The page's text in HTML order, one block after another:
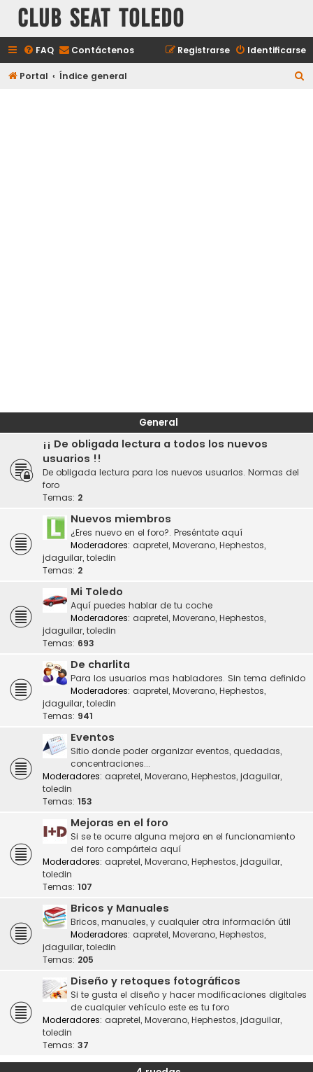
Club Seat Toledo
FAQ Contáctenos Identificarse
Registrarse
Portal Índice general
General
¡¡ De obligada lectura a todos los nuevos
usuarios !!
De obligada lectura para los nuevos usuarios. Normas del
foro
Temas: 2
Nuevos miembros
¿Eres nuevo en el foro?. Preséntate aquí
Moderadores: aapretel, Moverano, Hephestos,
jdaguilar, toledin
Temas: 2
Mi Toledo
Aquí puedes hablar de tu coche
Moderadores: aapretel, Moverano, Hephestos,
jdaguilar, toledin
Temas: 693
De charlita
Para los usuarios mas habladores. Sin tema definido
Moderadores: aapretel, Moverano, Hephestos,
jdaguilar, toledin
Temas: 941
Eventos
Sitio donde poder organizar eventos, quedadas,
concentraciones...
Moderadores: aapretel, Moverano, Hephestos, jdaguilar,
toledin
Temas: 153
Mejoras en el foro
Si se te ocurre alguna mejora en el funcionamiento
del foro compártela aquí
Moderadores: aapretel, Moverano, Hephestos, jdaguilar,
toledin
Temas: 107
Bricos y Manuales
Bricos, manuales, y cualquier otra información útil
Moderadores: aapretel, Moverano, Hephestos,
jdaguilar, toledin
Temas: 205
Diseño y retoques fotográficos
Si te gusta el diseño y hacer modificaciones digitales
de cualquier vehículo este es tu foro
Moderadores: aapretel, Moverano, Hephestos, jdaguilar,
toledin
Temas: 37